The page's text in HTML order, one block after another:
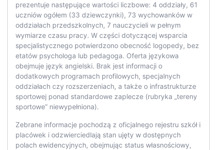
prezentuje następujące wartości liczbowe: 4 oddziały, 61
uczniów ogółem (33 dziewczynki), 73 wychowanków w
oddziałach przedszkolnych, 7 nauczycieli w pełnym
wymiarze czasu pracy. W części dotyczącej wsparcia
specjalistycznego potwierdzono obecność logopedy, bez
etatów psychologa lub pedagoga. Oferta językowa
obejmuje język angielski. Brak jest informacji o
dodatkowych programach profilowych, specjalnych
oddziałach czy rozszerzeniach, a także o infrastrukturze
sportowej ponad standardowe zaplecze (rubryka „tereny
sportowe” niewypełniona).
Zebrane informacje pochodzą z oficjalnego rejestru szkół i
placówek i odzwierciedlają stan ujęty w dostępnych
polach ewidencyjnych, obejmując status własnościowy,